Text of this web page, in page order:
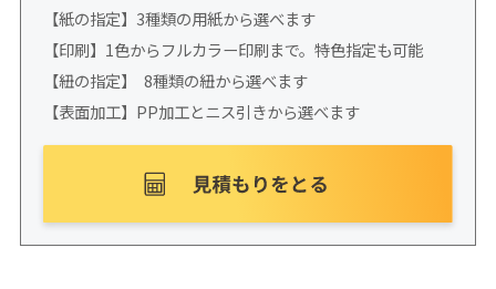
【紙の指定】3種類の用紙から選べます
【印刷】1色からフルカラー印刷まで。特色指定も可能
【紐の指定】 8種類の紐から選べます
【表面加工】PP加工とニス引きから選べます